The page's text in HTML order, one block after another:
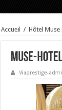
Accueil / Hôtel Muse
muse-
Viaprestige-